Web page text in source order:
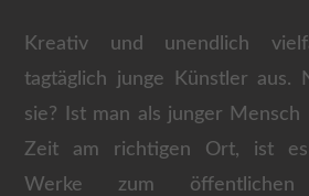
Kreativ und unendlich
tagtäglich junge Künstler aus.
sie? Ist man als junger
Zeit am richtigen Ort, ist es
Werke zum